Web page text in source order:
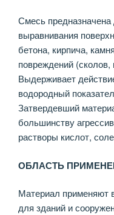
Смесь
выравнивания
бетона, кирпича,
повреждений
Выдерживает
водородный
Затвердевший
большинству
растворы кислот,
ОБЛАСТЬ
Материал применяют
для зданий и